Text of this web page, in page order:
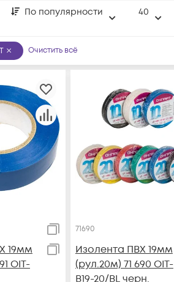
По популярности 40
Очистить всё
19мм
OIT-
71690
Изолента ПВХ 19мм
(рул.20м) 71 690 OIT-
B19-20/BL черн.